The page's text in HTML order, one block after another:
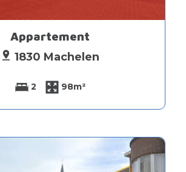
Appartement
1830 Machelen
2 98m²